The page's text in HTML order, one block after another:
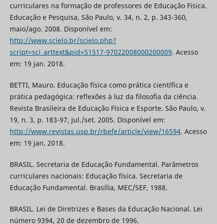
curriculares na formação de professores de Educação Física.
Educação e Pesquisa, São Paulo, v. 34, n. 2, p. 343-360,
maio/ago. 2008. Disponível em:
http://www.scielo.br/scielo.php?
script=sci_arttext&pid=S1517-97022008000200009. Acesso
em: 19 jan. 2018.
BETTI, Mauro. Educação física como prática científica e
prática pedagógica: reflexões à luz da filosofia da ciência.
Revista Brasileira de Educação Física e Esporte. São Paulo, v.
19, n. 3, p. 183-97, jul./set. 2005. Disponível em:
http://www.revistas.usp.br/rbefe/article/view/16594. Acesso
em: 19 jan. 2018.
BRASIL. Secretaria de Educação Fundamental. Parâmetros
curriculares nacionais: Educação física. Secretaria de
Educação Fundamental. Brasília, MEC/SEF, 1988.
BRASIL. Lei de Diretrizes e Bases da Educação Nacional. Lei
número 9394, 20 de dezembro de 1996.